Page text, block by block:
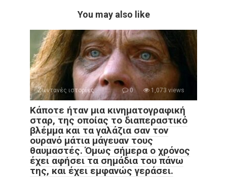
You may also like
Ζωντανές ιστορίες 0 1,073 views
Κάποτε ήταν μια κινηματογραφική
σταρ, της οποίας το διαπεραστικό
βλέμμα και τα γαλάζια σαν τον
ουρανό μάτια μάγευαν τους
θαυμαστές. Όμως σήμερα ο χρόνος
έχει αφήσει τα σημάδια του πάνω
της, και έχει εμφανώς γεράσει.